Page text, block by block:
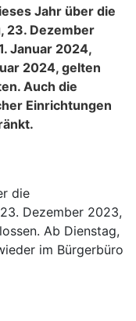
Jahr über die
23. Dezember
Januar 2024,
2024, gelten
Auch die
Einrichtungen
die
Dezember 2023,
Ab Dienstag,
im Bürgerbüro